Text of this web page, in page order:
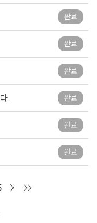
완료
완료
완료
. 완료
완료
완료